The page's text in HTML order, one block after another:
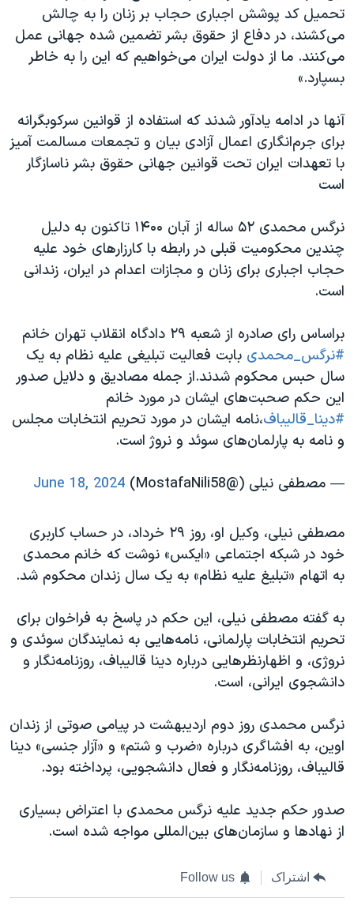
تحمیل کد پوشش اجباری حجاب بر زنان را به چالش
می‌کشند، در دفاع از حقوق بشر تضمین شده جهانی عمل
می‌کنند. ما از دولت ایران می‌خواهیم که این را به خاطر
بسپارد.»
آنها در ادامه یادآور شدند که استفاده از قوانین سرکوبگرانه
برای جرم‌انگاری اعمال آزادی بیان و تجمعات مسالمت آمیز
با تعهدات ایران تحت قوانین جهانی حقوق بشر ناسازگار
است
نرگس محمدی ۵۲ ساله از آبان ۱۴۰۰ تاکنون به دلیل
چندین محکومیت قبلی در رابطه با کارزارهای خود علیه
حجاب اجباری برای زنان و مجازات اعدام در ایران، زندانی
است.
براساس رای صادره از شعبه ٢٩ دادگاه انقلاب تهران خانم
#نرگس_محمدی بابت فعالیت تبلیغی علیه نظام به یک
سال حبس محکوم شدند.از جمله مصادیق و دلایل صدور
این حکم صحبت‌های ایشان در مورد خانم
#دینا_قالیباف،نامه ایشان در مورد تحریم انتخابات مجلس
و نامه به پارلمان‌های سوئد و نروژ است.
— مصطفی نیلی (@MostafaNili58)
June 18, 2024
مصطفی نیلی، وکیل او، روز ۲۹ خرداد، در حساب کاربری
خود در شبکه اجتماعی «ایکس» نوشت که خانم محمدی
به اتهام «تبلیغ علیه نظام» به یک سال زندان محکوم شد.
به گفته مصطفی نیلی، این حکم در پاسخ به فراخوان برای
تحریم انتخابات پارلمانی، نامه‌هایی به نمایندگان سوئدی و
نروژی، و اظهارنظرهایی درباره دینا قالیباف، روزنامه‌نگار و
دانشجوی ایرانی، است.
نرگس محمدی روز دوم اردیبهشت در پیامی صوتی از زندان
اوین، به افشاگری درباره «ضرب و شتم» و «آزار جنسی» دینا
قالیباف، روزنامه‌نگار و فعال دانشجویی، پرداخته بود.
صدور حکم جدید علیه نرگس محمدی با اعتراض بسیاری
از نهادها و سازمان‌های بین‌المللی مواجه شده است.
اشتراک Follow us